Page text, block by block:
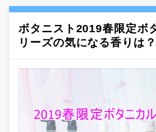
ボタニスト2019春限定ボ
リーズの気になる香りは？